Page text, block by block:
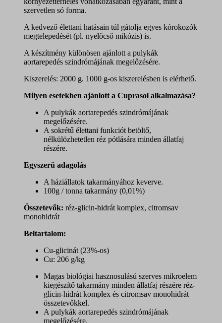
szervetlen só forma.
A kedvező élettani hatásain túl gátolja egyes kórokozók
megtelepedését (pl. nyelőcső mikózis) is.
A készítmény különösen ajánlott a pulykák
aortarepedés szindrómájának megelőzésére.
Kiszerelés: 2000 g. 1000 g-os kiszerelésben is elérhető.
Milyen esetekben ajánlott a Cuprasol alkalmazása?
A pulykák aortarepedés szindrómájának
megelőzésére.
A sokrétű élettani funkciót betöltő,
nélkülözhetetlen réz pótlására minden állatfaj
részére.
Egyszerű adagolás
A háziállatok takarmányához keverve.
100g / tonna takarmány (0,01%)
Összetevők: réz-glicin-hidrát komplex, citromsav
monohidrát
Beltartalom:
Cu-glicinát (23%-os)
Cu: 206 g/kg
Magas biológiai hasznosulású szerves mikroelem
kiegészítő takarmány minden állatfaj részére réz-
glicin-hidrát komplex és citromsav monohidrát
összetevőkkel.
A pulykák aortarepedés szindrómájának
megelőzésére.